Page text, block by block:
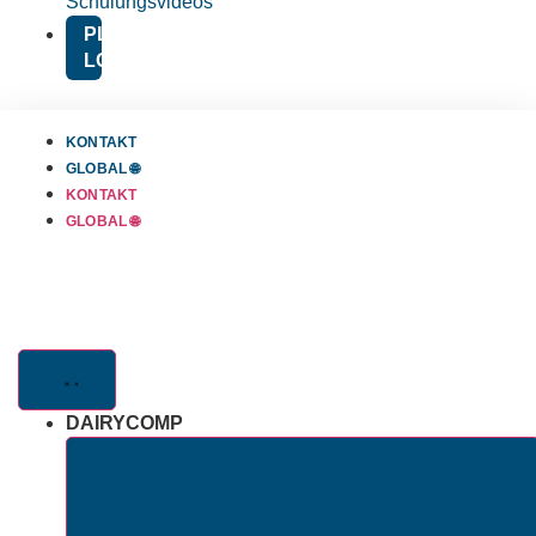
PLATFORM
LOGIN
KONTAKT
GLOBAL 🌐
KONTAKT
GLOBAL 🌐
DAIRYCOMP